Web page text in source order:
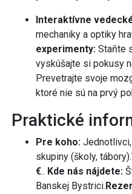
Interaktívne
mechaniky a optiky
experimenty: Staňte
vyskúšajte si pokusy
Prevetrajte svoje
ktoré nie sú na prvý
Praktické
Pre koho:
skupiny (školy, tábory).
€.. Kde nás nájdete:
Banskej Bystrici.